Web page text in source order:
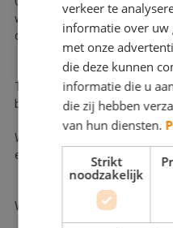
wil laten zetten of last van
deze werkzaamheden bij ons
Tevens bent u bij ons ook
behangen van glasweefsel of
Wacht dan ook niet langer en
een duidelijke en zeer
Wij hopen u snel in onze
verkeer te
informatie over uw
met onze
die deze kunnen
informatie die u
die zij hebben
van hun diensten.
Strikt
noodzakelijk